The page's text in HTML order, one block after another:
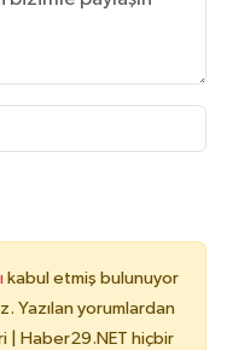
kabul etmiş bulunuyor
Yazılan yorumlardan
| Haber29.NET hiçbir